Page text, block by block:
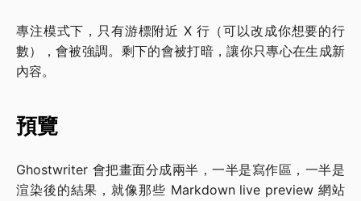
專注模式下，只有游標附近 X 行（可以改成你想要的行
數），會被強調。剩下的會被打暗，讓你只專心在生成新
內容。
預覽
Ghostwriter 會把畫面分成兩半，一半是寫作區，一半是
渲染後的結果，就像那些 Markdown live preview 網站